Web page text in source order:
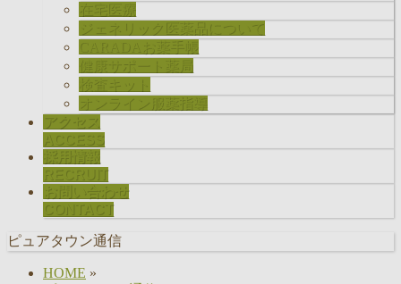
在宅医療
ジェネリック医薬品について
CARADAお薬手帳
健康サポート薬局
検査キット
オンライン服薬指導
アクセス
ACCESS
採用情報
RECRUIT
お問い合わせ
CONTACT
ピュアタウン通信
HOME »